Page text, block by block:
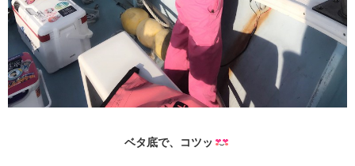
ベタ底で、コツッ